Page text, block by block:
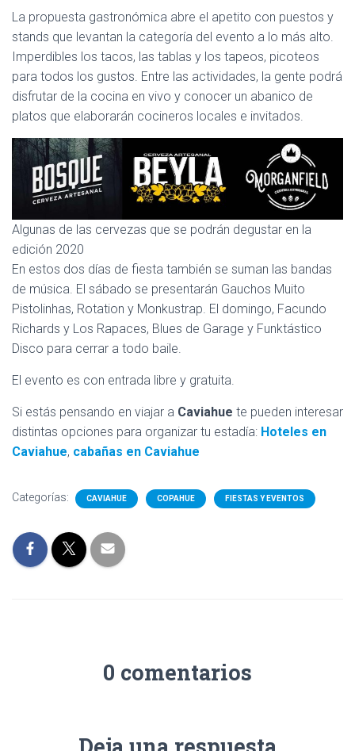
La propuesta gastronómica abre el apetito con puestos y
stands que levantan la categoría del evento a lo más alto.
Imperdibles los tacos, las tablas y los tapeos, picoteos
para todos los gustos. Entre las actividades, la gente podrá
disfrutar de la cocina en vivo y conocer un abanico de
platos que elaborarán cocineros locales e invitados.
Algunas de las cervezas que se podrán degustar en la
edición 2020
En estos dos días de fiesta también se suman las bandas
de música. El sábado se presentarán Gauchos Muito
Pistolinhas, Rotation y Monkustrap. El domingo, Facundo
Richards y Los Rapaces, Blues de Garage y Funktástico
Disco para cerrar a todo baile.
El evento es con entrada libre y gratuita.
Si estás pensando en viajar a Caviahue te pueden interesar
distintas opciones para organizar tu estadía: Hoteles en
Caviahue, cabañas en Caviahue
Categorías: CAVIAHUE COPAHUE FIESTAS Y EVENTOS
0 comentarios